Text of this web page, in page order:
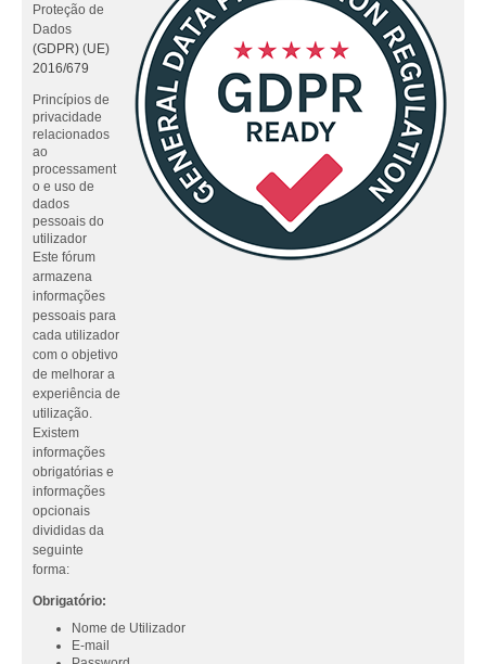
Proteção de
Dados
(GDPR) (UE)
2016/679
Princípios de
privacidade
relacionados
ao
processament
o e uso de
dados
pessoais do
utilizador
Este fórum
armazena
informações
pessoais para
cada utilizador
com o objetivo
de melhorar a
experiência de
utilização.
Existem
informações
obrigatórias e
informações
opcionais
divididas da
seguinte
forma:
Obrigatório:
Nome de Utilizador
E-mail